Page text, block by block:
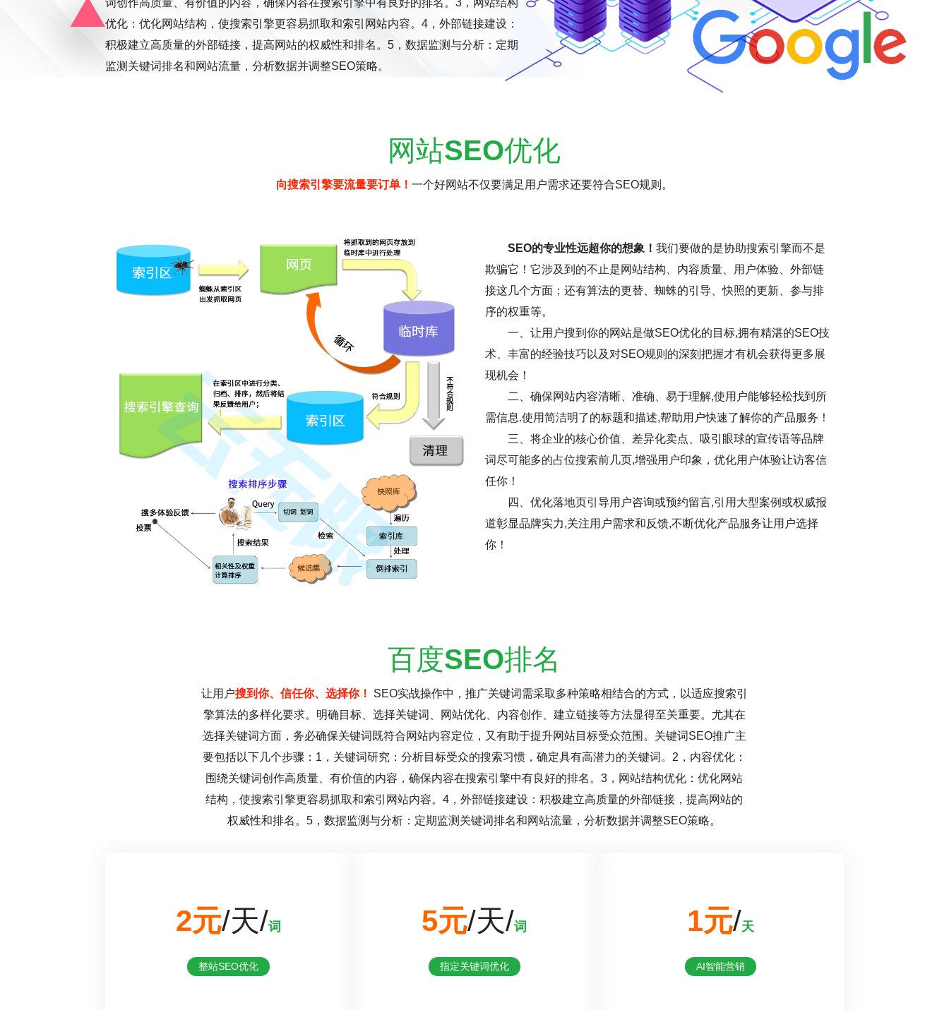
词创作高质量、有价值的内容，确保内容在搜索引擎中有良好的排名。3，网站结构
优化：优化网站结构，使搜索引擎更容易抓取和索引网站内容。4，外部链接建设：
积极建立高质量的外部链接，提高网站的权威性和排名。5，数据监测与分析：定期
监测关键词排名和网站流量，分析数据并调整SEO策略。
网站SEO优化
向搜索引擎要流量要订单！ 一个好网站不仅要满足用户需求还要符合SEO规则。
SEO的专业性远超你的想象！ 我们要做的是协助搜索引擎而不是
欺骗它！它涉及到的不止是网站结构、内容质量、用户体验、外部链
接这几个方面；还有算法的更替、蜘蛛的引导、快照的更新、参与排
序的权重等。
一、让用户搜到你的网站是做SEO优化的目标,拥有精湛的SEO技
术、丰富的经验技巧以及对SEO规则的深刻把握才有机会获得更多展
现机会！
二、确保网站内容清晰、准确、易于理解,使用户能够轻松找到所
需信息.使用简洁明了的标题和描述,帮助用户快速了解你的产品服务！
三、将企业的核心价值、差异化卖点、吸引眼球的宣传语等品牌
词尽可能多的占位搜索前几页,增强用户印象，优化用户体验让访客信
任你！
四、优化落地页引导用户咨询或预约留言,引用大型案例或权威报
道彰显品牌实力,关注用户需求和反馈,不断优化产品服务让用户选择
你！
百度SEO排名
让用户搜到你、信任你、选择你！
SEO实战操作中，推广关键词需采取多种策略相结合的方式，以适应搜索引
擎算法的多样化要求。明确目标、选择关键词、网站优化、内容创作、建立链接等方法显得至关重要。尤其在
选择关键词方面，务必确保关键词既符合网站内容定位，又有助于提升网站目标受众范围。关键词SEO推广主
要包括以下几个步骤：1，关键词研究：分析目标受众的搜索习惯，确定具有高潜力的关键词。2，内容优化：
围绕关键词创作高质量、有价值的内容，确保内容在搜索引擎中有良好的排名。3，网站结构优化：优化网站
结构，使搜索引擎更容易抓取和索引网站内容。4，外部链接建设：积极建立高质量的外部链接，提高网站的
权威性和排名。5，数据监测与分析：定期监测关键词排名和网站流量，分析数据并调整SEO策略。
2元/天/词
整站SEO优化
5元/天/词
指定关键词优化
1元/天
AI智能营销